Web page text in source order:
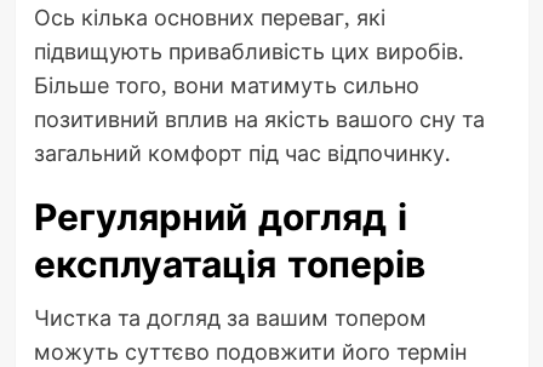
Ось кілька основних переваг, які
підвищують привабливість цих виробів.
Більше того, вони матимуть сильно
позитивний вплив на якість вашого сну та
загальний комфорт під час відпочинку.
Регулярний догляд і
експлуатація топерів
Чистка та догляд за вашим топером
можуть суттєво подовжити його термін